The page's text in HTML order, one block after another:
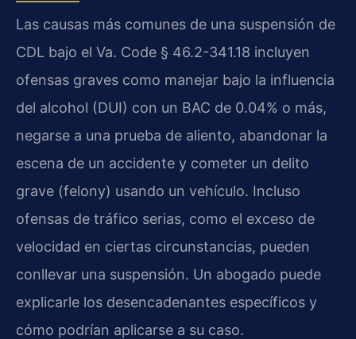
Las causas más comunes de una suspensión de
CDL bajo el Va. Code § 46.2-341.18 incluyen
ofensas graves como manejar bajo la influencia
del alcohol (DUI) con un BAC de 0.04% o más,
negarse a una prueba de aliento, abandonar la
escena de un accidente y cometer un delito
grave (felony) usando un vehículo. Incluso
ofensas de tráfico serias, como el exceso de
velocidad en ciertas circunstancias, pueden
conllevar una suspensión. Un abogado puede
explicarle los desencadenantes específicos y
cómo podrían aplicarse a su caso.